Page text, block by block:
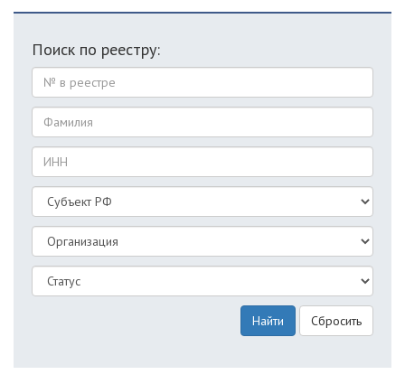
Поиск по реестру:
Найти Сбросить